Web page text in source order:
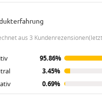
aus 3
95.86%
3.45%
0.69%